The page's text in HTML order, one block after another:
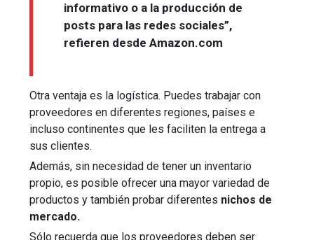
informativo o a la producción de
posts para las redes sociales”,
refieren desde Amazon.com
Otra ventaja es la logística. Puedes trabajar con
proveedores en diferentes regiones, países e
incluso continentes que les faciliten la entrega a
sus clientes.
Además, sin necesidad de tener un inventario
propio, es posible ofrecer una mayor variedad de
productos y también probar diferentes nichos de
mercado.
Sólo recuerda que los proveedores deben ser